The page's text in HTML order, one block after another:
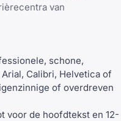
van
schone,
Calibri, Helvetica of
of overdreven
voor de hoofdtekst en 12-